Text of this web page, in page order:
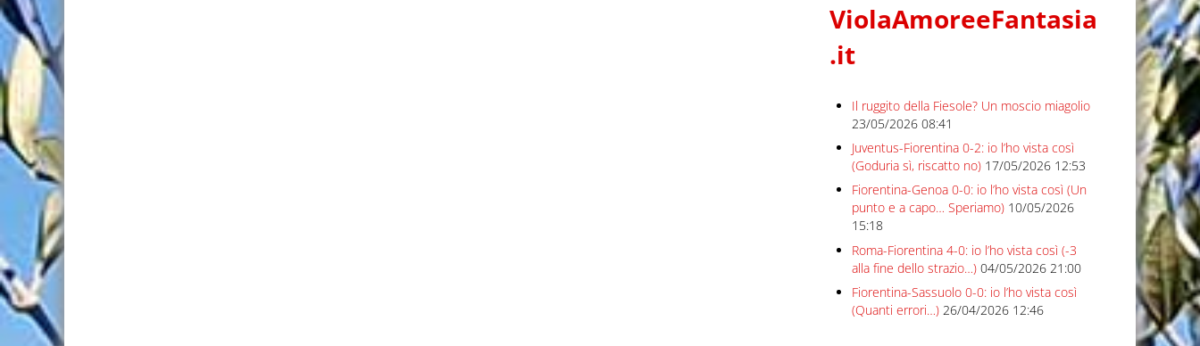
ViolaAmoreeFantasia
.it
Il ruggito della Fiesole? Un moscio miagolio
23/05/2026 08:41
Juventus-Fiorentina 0-2: io l’ho vista così
(Goduria sì, riscatto no) 17/05/2026 12:53
Fiorentina-Genoa 0-0: io l’ho vista così (Un
punto e a capo… Speriamo) 10/05/2026
15:18
Roma-Fiorentina 4-0: io l’ho vista così (-3
alla fine dello strazio…) 04/05/2026 21:00
Fiorentina-Sassuolo 0-0: io l’ho vista così
(Quanti errori…) 26/04/2026 12:46